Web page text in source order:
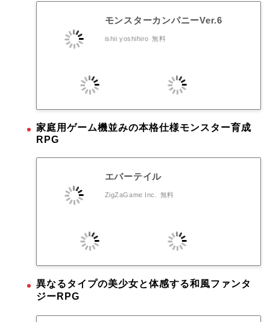
モンスターカンパニーVer.6
ishii yoshihiro 無料
家庭用ゲーム機並みの本格仕様モンスター育成
RPG
エバーテイル
ZigZaGame Inc. 無料
異なるタイプの美少女と体感する和風ファンタ
ジーRPG